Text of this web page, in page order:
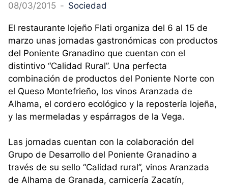
08/03/2015 - Sociedad
El restaurante lojeño Flati organiza del 6 al 15 de
marzo unas jornadas gastronómicas con productos
del Poniente Granadino que cuentan con el
distintivo “Calidad Rural”. Una perfecta
combinación de productos del Poniente Norte con
el Queso Montefrieño, los vinos Aranzada de
Alhama, el cordero ecológico y la repostería lojeña,
y las mermeladas y espárragos de la Vega.
Las jornadas cuentan con la colaboración del
Grupo de Desarrollo del Poniente Granadino a
través de su sello “Calidad rural”, vinos Aranzada
de Alhama de Granada, carnicería Zacatín,